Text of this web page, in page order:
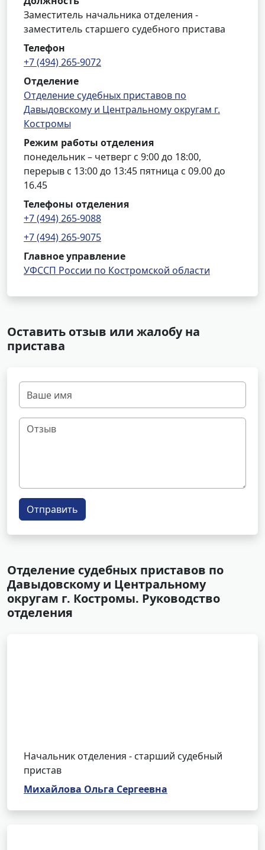
Заместитель начальника отделения -
заместитель старшего судебного пристава
Телефон
+7 (494) 265-9072
Отделение
Отделение судебных приставов по
Давыдовскому и Центральному округам г.
Костромы
Режим работы отделения
понедельник – четверг с 9:00 до 18:00,
перерыв с 13:00 до 13:45 пятница с 09.00 до
16.45
Телефоны отделения
+7 (494) 265-9088
+7 (494) 265-9075
Главное управление
УФССП России по Костромской области
Оставить отзыв или жалобу на
пристава
Отправить
Отделение судебных приставов по
Давыдовскому и Центральному
округам г. Костромы. Руководство
отделения
Начальник отделения - старший судебный
пристав
Михайлова Ольга Сергеевна